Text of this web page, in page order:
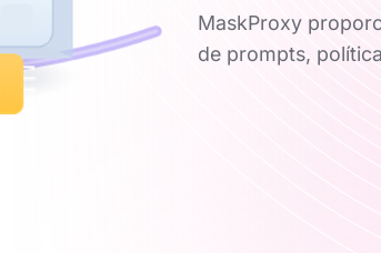
MaskProxy
de prompts,